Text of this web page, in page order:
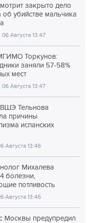
закрыто дело
убийстве мальчика
06 Августа 13:47
Торкунов:
заняли 57-58%
мест
06 Августа 13:47
Тельнова
причины
испанских
Августа 13:46
Михалева
болезни,
потливость
Августа 13:46
Москвы предупредил